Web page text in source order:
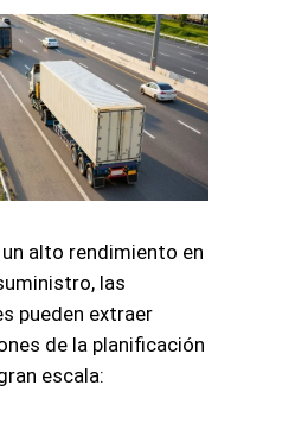
alto rendimiento en
las
pueden extraer
de la planificación
escala: